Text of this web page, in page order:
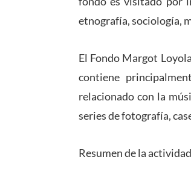
etnografía, sociología,
El Fondo Margot
contiene
relacionado con la
series de fotografía,
Resumen de la